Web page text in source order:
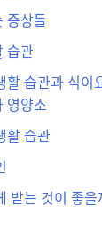
증상들
습관
활 습관과 식이
영양소
활 습관
받는 것이 좋을